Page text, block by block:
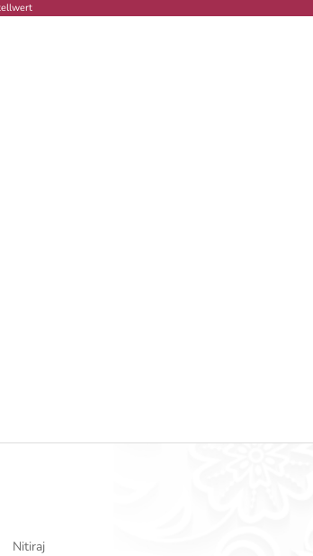
Nitiraj